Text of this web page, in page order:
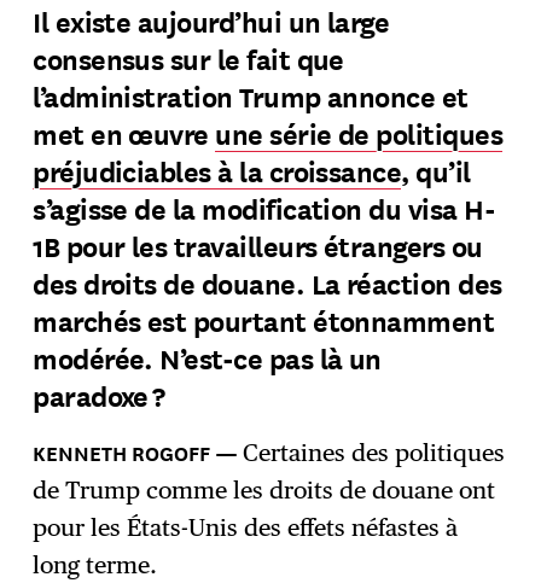
Il existe aujourd’hui un large
consensus sur le fait que
l’administration Trump annonce et
met en œuvre une série de politiques
préjudiciables à la croissance, qu’il
s’agisse de la modification du visa H-
1B pour les travailleurs étrangers ou
des droits de douane. La réaction des
marchés est pourtant étonnamment
modérée. N’est-ce pas là un
paradoxe ?
Certaines des politiques
de Trump comme les droits de douane ont
pour les États-Unis des effets néfastes à
long terme.